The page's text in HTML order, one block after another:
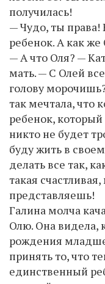
получилась!
— Чудо, ты права!
ребенок. А как же
— А что Оля? —
мать. — С Олей
голову
так мечтала, что
ребенок,
никто не будет
буду жить в
делать все так,
такая
представляешь!
Галина молча
Олю. Она видела,
рождения
принять то, что
единственный